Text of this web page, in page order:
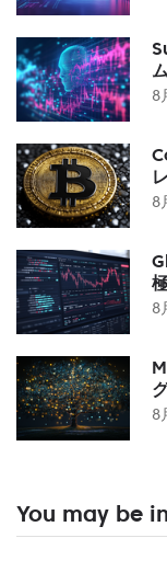
8
8
8
8
You may be